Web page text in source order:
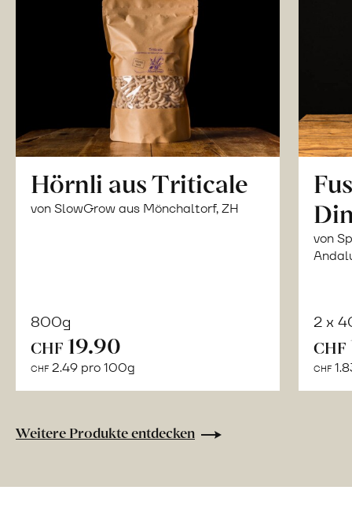
Hörnli aus Triticale
von SlowGrow aus Mönchaltorf, ZH
800g
CHF 19.90
CHF 2.49 pro 100g
von
2 x
CHF
CHF
Weitere Produkte entdecken